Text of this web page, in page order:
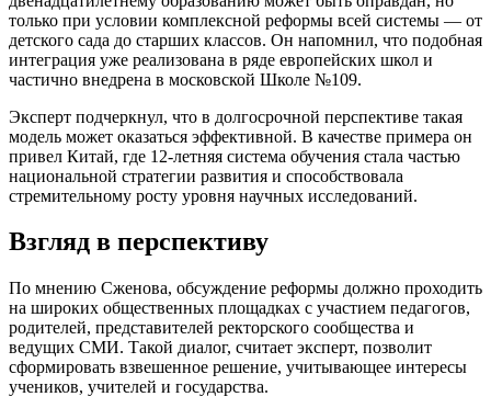
только при условии комплексной реформы всей системы — от
детского сада до старших классов. Он напомнил, что подобная
интеграция уже реализована в ряде европейских школ и
частично внедрена в московской Школе №109.
Эксперт подчеркнул, что в долгосрочной перспективе такая
модель может оказаться эффективной. В качестве примера он
привел Китай, где 12-летняя система обучения стала частью
национальной стратегии развития и способствовала
стремительному росту уровня научных исследований.
Взгляд в перспективу
По мнению Сженова, обсуждение реформы должно проходить
на широких общественных площадках с участием педагогов,
родителей, представителей ректорского сообщества и
ведущих СМИ. Такой диалог, считает эксперт, позволит
сформировать взвешенное решение, учитывающее интересы
учеников, учителей и государства.